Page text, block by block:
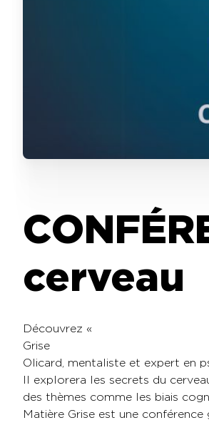
cerveau
Grise » : une
Olicard, mentaliste et expert en
Il explorera les secrets du
des thèmes comme les biais
Matière Grise est une